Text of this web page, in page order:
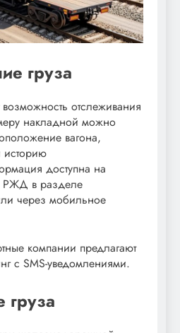
груза
отслеживания
накладной можно
вагона,
историю
доступна на
РЖД в разделе
через мобильное
компании предлагают
с SMS-уведомлениями.
груза